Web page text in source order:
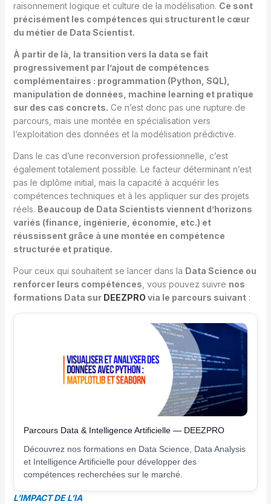
raisonnement logique et culture de la modélisation. Ce sont
précisément les compétences qui structurent le cœur
du métier de Data Scientist.
À partir de là, la transition vers la data se fait
progressivement par l’ajout de compétences
complémentaires : programmation (Python, SQL),
manipulation de données, machine learning et pratique
sur des cas concrets. Ce n’est donc pas une rupture de
parcours, mais une montée en spécialisation vers
l’exploitation des données et la modélisation prédictive.
Dans le cas d’une reconversion professionnelle, c’est
également totalement possible. Le facteur déterminant n’est
pas le diplôme initial, mais la capacité à acquérir les
compétences techniques et à les appliquer sur des projets
réels. Beaucoup de Data Scientists viennent d’horizons
variés (finance, ingénierie, économie, etc.) et
réussissent grâce à une montée en compétence
structurée et pratique.
Pour ceux qui souhaitent se lancer dans la Data Science ou
renforcer leurs compétences , vous pouvez suivre nos
formations Data sur DEEZPRO via le parcours suivant:
Parcours Data & Intelligence Artificielle — DEEZPRO
Découvrez nos formations en Data Science, Data Analysis
et Intelligence Artificielle pour développer des
compétences recherchées sur le marché.
L’IMPACT DE L’IA